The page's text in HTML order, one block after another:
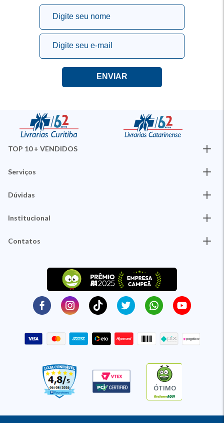
TOP 10 + VENDIDOS
Serviços
Dúvidas
Institucional
Contatos
ÓTIMO